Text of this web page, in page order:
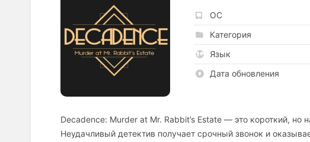
ОС
Категория
Язык
Дата обновления
Decadence: Murder at Mr. Rabbit’s Estate — это короткий,
Неудачливый детектив получает срочный звонок и